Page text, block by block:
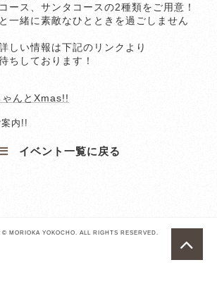
ース、サンタコースの2種類をご用意！
一緒に素敵なひとときを過ごしません
しい情報は下記のリンクより
ちしております！
んとXmas!!
イベント一覧に戻る
© MORIOKA YOKOCHO. ALL RIGHTS RESERVED.